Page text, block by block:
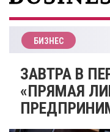
БИЗНЕС
​ЗАВТРА В
«ПРЯМАЯ